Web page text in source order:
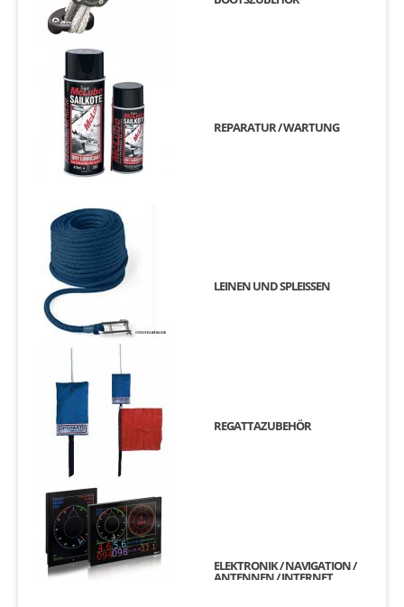
REPARATUR / WARTUNG
LEINEN UND SPLEISSEN
REGATTAZUBEHÖR
ELEKTRONIK / NAVIGATION /
ANTENNEN / INTERNET